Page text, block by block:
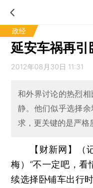
政经
延安车祸再
2012年08月30日 11:31
和外界讨论的热烈
静。他们似乎选择
求，更关键的是严格
【财新网】（
梅） “不一定吧，看
续选择卧铺车出行